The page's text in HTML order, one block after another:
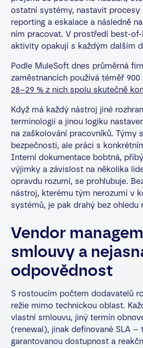
ostatní systémy, nastavit procesy
reporting a eskalace a následně
ním pracovat. V prostředí best-
aktivity opakují s každým dalším
Podle MuleSoft dnes průměrná
zaměstnancích používá téměř 900
28–29 % z nich spolu skutečně
Když má každý nástroj jiné
terminologii a jinou logiku
na zaškolování pracovníků. Týmy
bezpečnosti, ale práci s
Interní dokumentace bobtná,
výjimky a závislost na několika
opravdu rozumí, se prohlubuje.
nástroj, kterému tým nerozumí v
systémů, je pak drahý bez ohledu
​​Vendor
smlouvy a
odpovědnost
S rostoucím počtem dodavatelů
režie mimo technickou oblast.
vlastní smlouvu, jiný termín
(renewal), jinak definované SLA –
garantovanou dostupnost a